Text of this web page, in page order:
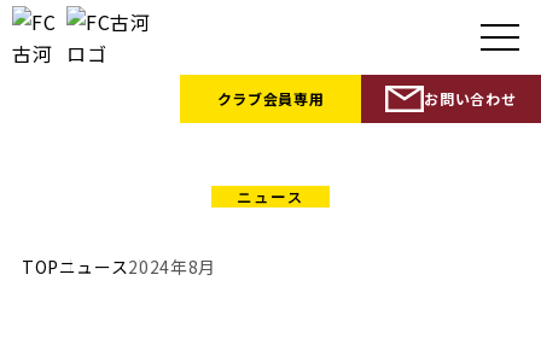
クラブ会員専用 お問い合わせ
TOPニュース2024年8月